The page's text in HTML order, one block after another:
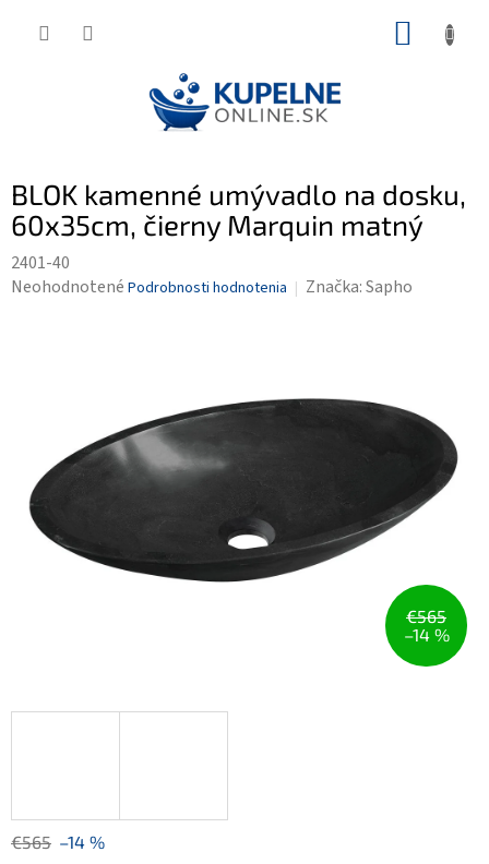
BLOK kamenné umývadlo na dosku,
60x35cm, čierny Marquin matný
2401-40
Priemerné
hviezdičiek.
Neohodnotené Podrobnosti hodnotenia Značka:Sapho
€565
–14 %
€565 –14 %